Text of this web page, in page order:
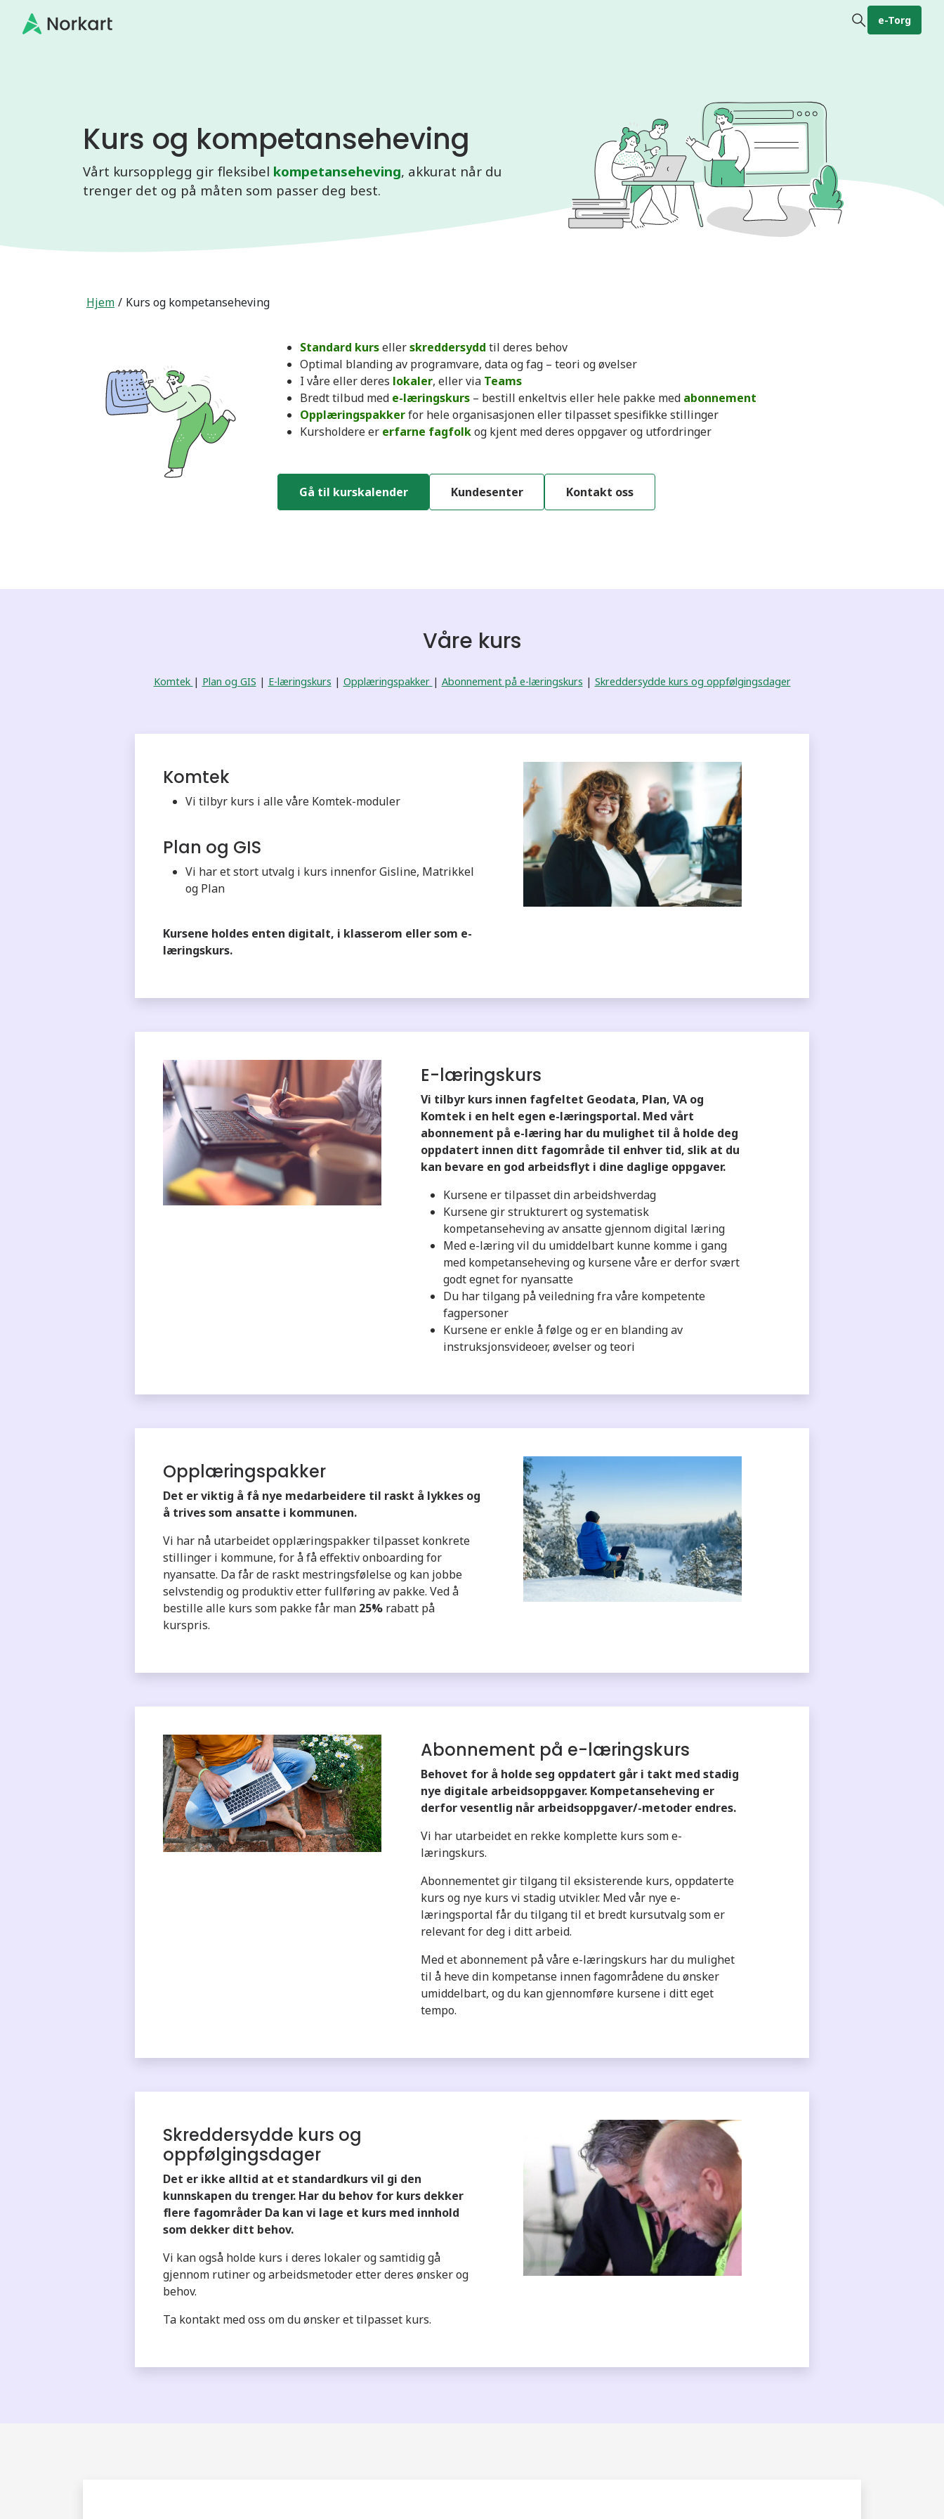
e-Torg
Kurs og kompetanseheving
Vårt kursopplegg gir fleksibel kompetanseheving, akkurat når du
trenger det og på måten som passer deg best.
Hjem Kurs og kompetanseheving
Standard kursellerskreddersydd til deres behov
Optimal blanding av programvare, data og fag – teori og øvelser
I våre eller deres lokaler, eller via Teams
Bredt tilbud med e-læringskurs – bestill enkeltvis eller hele pakke med abonnement
Opplæringspakkerfor hele organisasjonen eller tilpasset spesifikke stillinger
Kursholdere er erfarne fagfolkog kjent med deres oppgaver og utfordringer
Gå til kurskalender Kundesenter Kontakt oss
Våre kurs
Komtek | Plan og GIS | E-læringskurs | Opplæringspakker | Abonnement på e-læringskurs | Skreddersydde kurs og oppfølgingsdager
Komtek
Vi tilbyr kurs i alle våre Komtek-moduler
Plan og GIS
Vi har et stort utvalg i kurs innenfor Gisline, Matrikkel
og Plan
Kursene holdes enten digitalt, i klasserom eller som e-
læringskurs.
E-læringskurs
Vi tilbyr kurs innen fagfeltet Geodata, Plan, VA og
Komtek i en helt egen e-læringsportal. Med vårt
abonnement på e-læring har du mulighet til å holde deg
oppdatert innen ditt fagområde til enhver tid, slik at du
kan bevare en god arbeidsflyt i dine daglige oppgaver.
Kursene er tilpasset din arbeidshverdag
Kursene gir strukturert og systematisk
kompetanseheving av ansatte gjennom digital læring
Med e-læring vil du umiddelbart kunne komme i gang
med kompetanseheving og kursene våre er derfor svært
godt egnet for nyansatte
Du har tilgang på veiledning fra våre kompetente
fagpersoner
Kursene er enkle å følge og er en blanding av
instruksjonsvideoer, øvelser og teori
Opplæringspakker
Det er viktig å få nye medarbeidere til raskt å lykkes og
å trives som ansatte i kommunen.
Vi har nå utarbeidet opplæringspakker tilpasset konkrete
stillinger i kommune, for å få effektiv onboarding for
nyansatte. Da får de raskt mestringsfølelse og kan jobbe
selvstendig og produktiv etter fullføring av pakke. Ved å
bestille alle kurs som pakke får man 25% rabatt på
kurspris.
Abonnement på e-læringskurs
Behovet for å holde seg oppdatert går i takt med stadig
nye digitale arbeidsoppgaver. Kompetanseheving er
derfor vesentlig når arbeidsoppgaver/-metoder endres.
Vi har utarbeidet en rekke komplette kurs som e-
læringskurs.
Abonnementet gir tilgang til eksisterende kurs, oppdaterte
kurs og nye kurs vi stadig utvikler. Med vår nye e-
læringsportal får du tilgang til et bredt kursutvalg som er
relevant for deg i ditt arbeid.
Med et abonnement på våre e-læringskurs har du mulighet
til å heve din kompetanse innen fagområdene du ønsker
umiddelbart, og du kan gjennomføre kursene i ditt eget
tempo.
Skreddersydde kurs og
oppfølgingsdager
Det er ikke alltid at et standardkurs vil gi den
kunnskapen du trenger. Har du behov for kurs dekker
flere fagområder Da kan vi lage et kurs med innhold
som dekker ditt behov.
Vi kan også holde kurs i deres lokaler og samtidig gå
gjennom rutiner og arbeidsmetoder etter deres ønsker og
behov.
Ta kontakt med oss om du ønsker et tilpasset kurs.